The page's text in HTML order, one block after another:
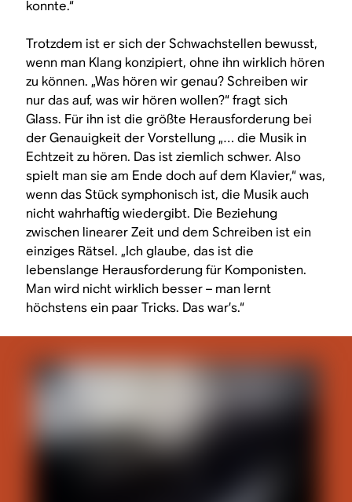
konnte.“
Trotzdem ist er sich der Schwachstellen bewusst,
wenn man Klang konzipiert, ohne ihn wirklich hören
zu können. „Was hören wir genau? Schreiben wir
nur das auf, was wir hören wollen?“ fragt sich
Glass. Für ihn ist die größte Herausforderung bei
der Genauigkeit der Vorstellung „… die Musik in
Echtzeit zu hören. Das ist ziemlich schwer. Also
spielt man sie am Ende doch auf dem Klavier,“ was,
wenn das Stück symphonisch ist, die Musik auch
nicht wahrhaftig wiedergibt. Die Beziehung
zwischen linearer Zeit und dem Schreiben ist ein
einziges Rätsel. „Ich glaube, das ist die
lebenslange Herausforderung für Komponisten.
Man wird nicht wirklich besser – man lernt
höchstens ein paar Tricks. Das war’s.“